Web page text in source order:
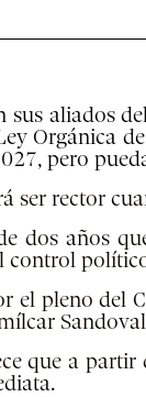
aliados
Orgánica
pero
ser rector
dos años
control
el pleno del
que a